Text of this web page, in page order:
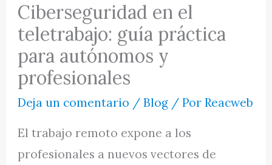
Ciberseguridad en el
teletrabajo: guía práctica
para autónomos y
profesionales
Deja un comentario /Blog / PorReacweb
El trabajo remoto expone a los
profesionales a nuevos vectores de